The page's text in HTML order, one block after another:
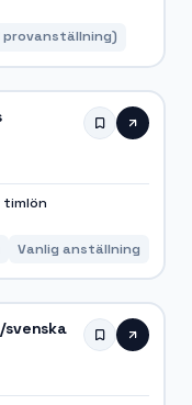
provanställning)
timlön
Vanlig anställning